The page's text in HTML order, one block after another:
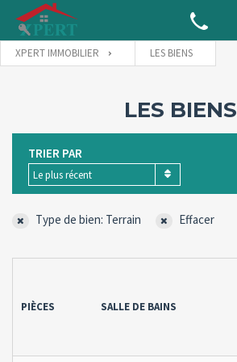
XPERT IMMOBILIER LES BIENS
LES BIENS
TRIER PAR
Le plus récent
Type de bien: Terrain Effacer
PIÈCES SALLE DE BAINS